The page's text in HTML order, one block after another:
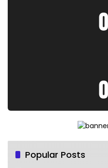
Popular Posts